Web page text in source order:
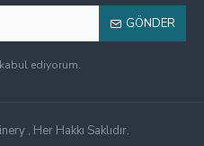
GÖNDER
ediyorum.
, Her Hakkı Saklıdır.